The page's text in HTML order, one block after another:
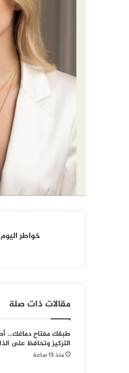
خواطر
مقالات ذات صلة
طبقك مفتاح دماغك…
التركيز وتحافظ على
منذ 13 ساعة